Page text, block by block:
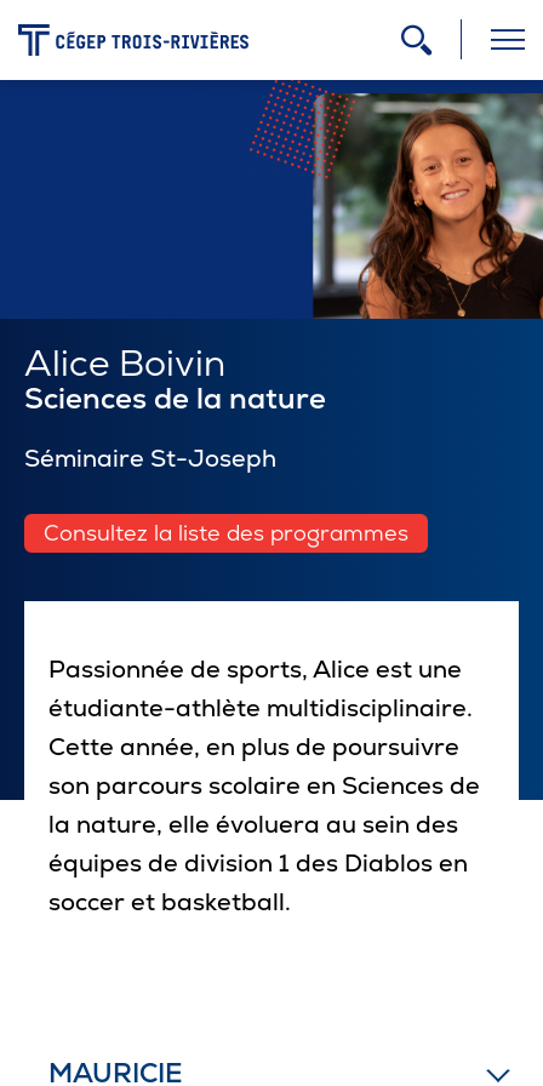
Zone étudiante
Formation continue
Carrière
Pour les entreprises
Le cégep
Notre collège
Services à la population
Stages et emplois pour étudiants
Alice Boivin
Sciences de la nature
Séminaire St-Joseph
Passionnée de sports, Alice est une
étudiante-athlète multidisciplinaire.
Cette année, en plus de poursuivre
son parcours scolaire en Sciences de
la nature, elle évoluera au sein des
équipes de division 1 des Diablos en
soccer et basketball.
Consultez la liste des programmes
MAURICIE